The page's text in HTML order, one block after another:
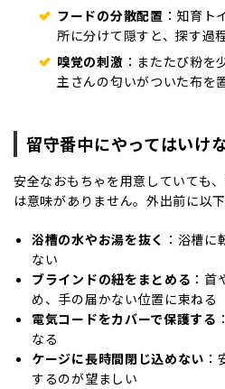
フードの分散配置 ：知育ト
所に分けて隠すと、探す過
嗅覚の刺激 ：またたび粉を
主さんの匂いがついた布を
留守番中にやってはいけ
安全なおもちゃを用意していても
は意味がありません。外出前に以
浴槽の水やお湯を抜く ：浴槽に
ない
ブラインドの紐をまとめる ：
め、手の届かない位置に束ねる
電気コードをカバーで保護する
なる
ケージに長時間閉じ込めない
するのが望ましい